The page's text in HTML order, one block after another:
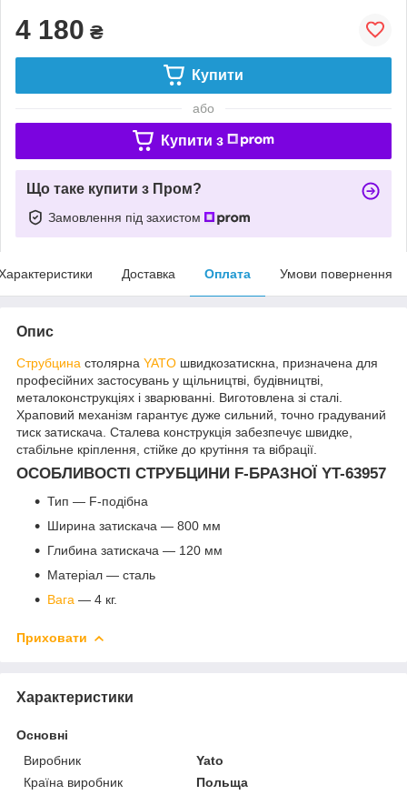
4 180 ₴
Купити
або
Купити з
Що таке купити з Пром?
Замовлення під захистом
Доставка Оплата Умови повернення
Опис
Струбцина столярна YATO швидкозатискна, призначена для
професійних застосувань у щільництві, будівництві,
металоконструкціях і зварюванні. Виготовлена зі сталі.
Храповий механізм гарантує дуже сильний, точно градуваний
тиск затискача. Сталева конструкція забезпечує швидке,
стабільне кріплення, стійке до крутіння та вібрації.
ОСОБЛИВОСТІ СТРУБЦИНИ F-БРАЗНОЇ YT-63957
Тип — F-подібна
Ширина затискача — 800 мм
Глибина затискача — 120 мм
Матеріал — сталь
Вага — 4 кг.
Приховати
Характеристики
Основні
Виробник
Yato
Країна виробник
Польща